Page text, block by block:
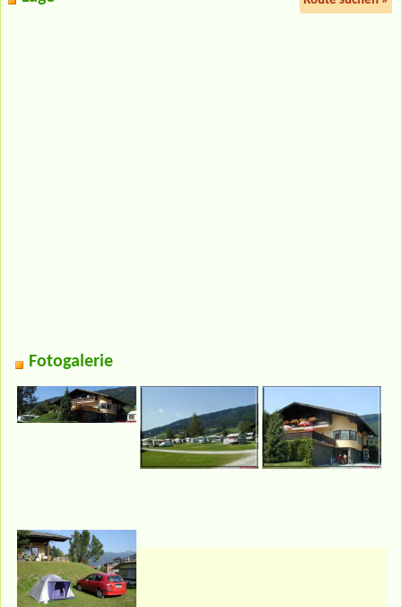
Fotogalerie